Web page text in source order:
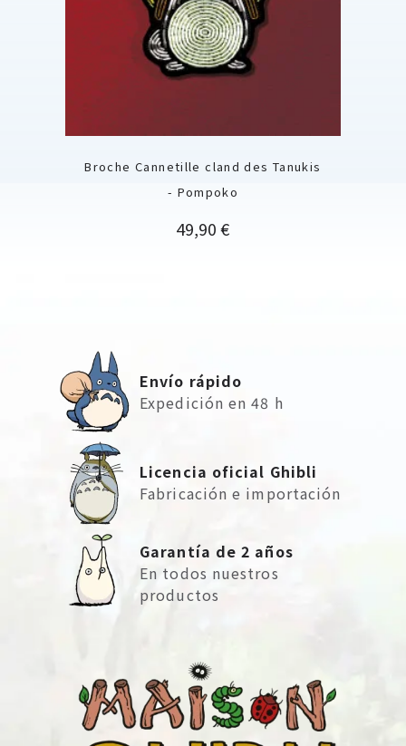
Broche Cannetille cland des Tanukis
- Pompoko
Precio
49,90 €
Envío rápido
Expedición en 48 h
Licencia oficial Ghibli
Fabricación e importación
Garantía de 2 años
En todos nuestros
productos